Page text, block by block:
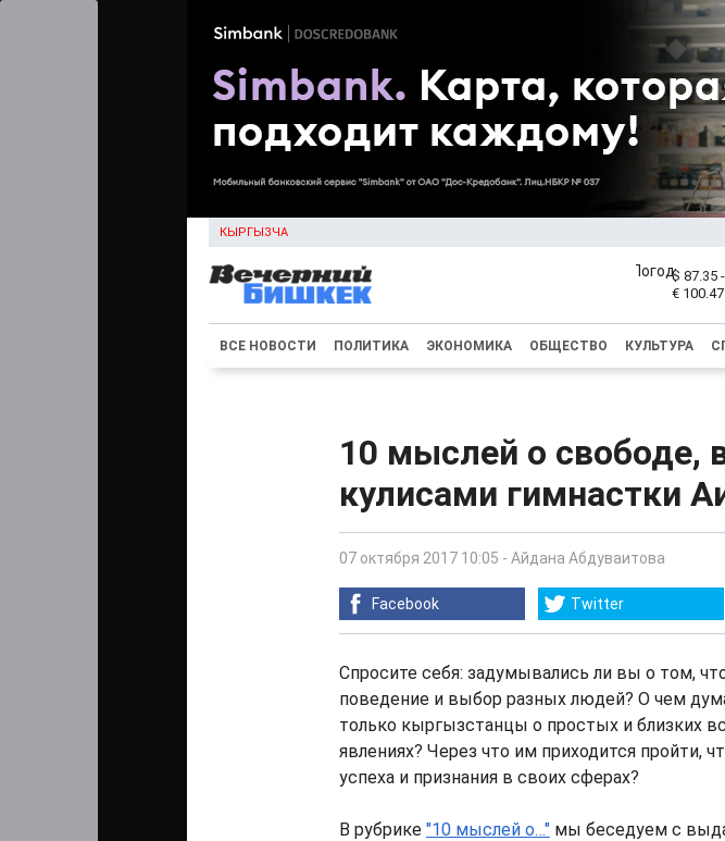
КЫРГЫЗЧА
$ 87.35
€
ВСЕ НОВОСТИ ПОЛИТИКА ЭКОНОМИКА ОБЩЕСТВО КУЛЬТУРА
10 мыслей о свободе,
кулисами гимнастки
07 октября 2017 10:05 - Айдана Абдуваитова
Facebook Twitter
Спросите себя: задумывались ли вы о том,
поведение и выбор разных людей? О чем
только кыргызстанцы о простых и близких
явлениях? Через что им приходится пройти,
успеха и признания в своих сферах?
В рубрике "10 мыслей о…" мы беседуем с